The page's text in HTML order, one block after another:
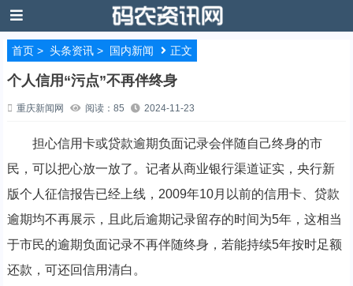
首页> 头条资讯> 国内新闻 正文
个人信用“污点”不再伴终身
重庆新闻网 阅读：85 2024-11-23
担心信用卡或贷款逾期负面记录会伴随自己终身的市
民，可以把心放一放了。记者从商业银行渠道证实，央行新
版个人征信报告已经上线，2009年10月以前的信用卡、贷款
逾期均不再展示，且此后逾期记录留存的时间为5年，这相当
于市民的逾期负面记录不再伴随终身，若能持续5年按时足额
还款，可还回信用清白。